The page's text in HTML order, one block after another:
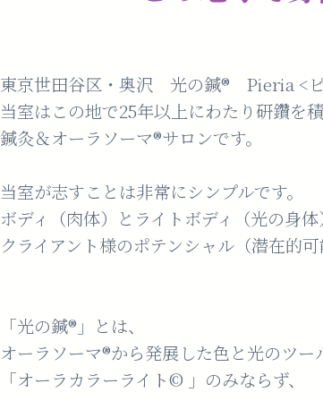
東京世田谷区・奥沢 光の鍼®️ Pieria <ピ
当室はこの地で25年以上にわたり研鑽を積
鍼灸＆オーラソーマ®︎サロンです。
当室が志すことは非常にシンプルです。
ボディ（肉体）とライトボディ（光の身体
クライアント様のポテンシャル（潜在的
「光の鍼®️」とは、
オーラソーマ®️から発展した色と光のツー
「オーラカラーライト©︎ 」のみならず、